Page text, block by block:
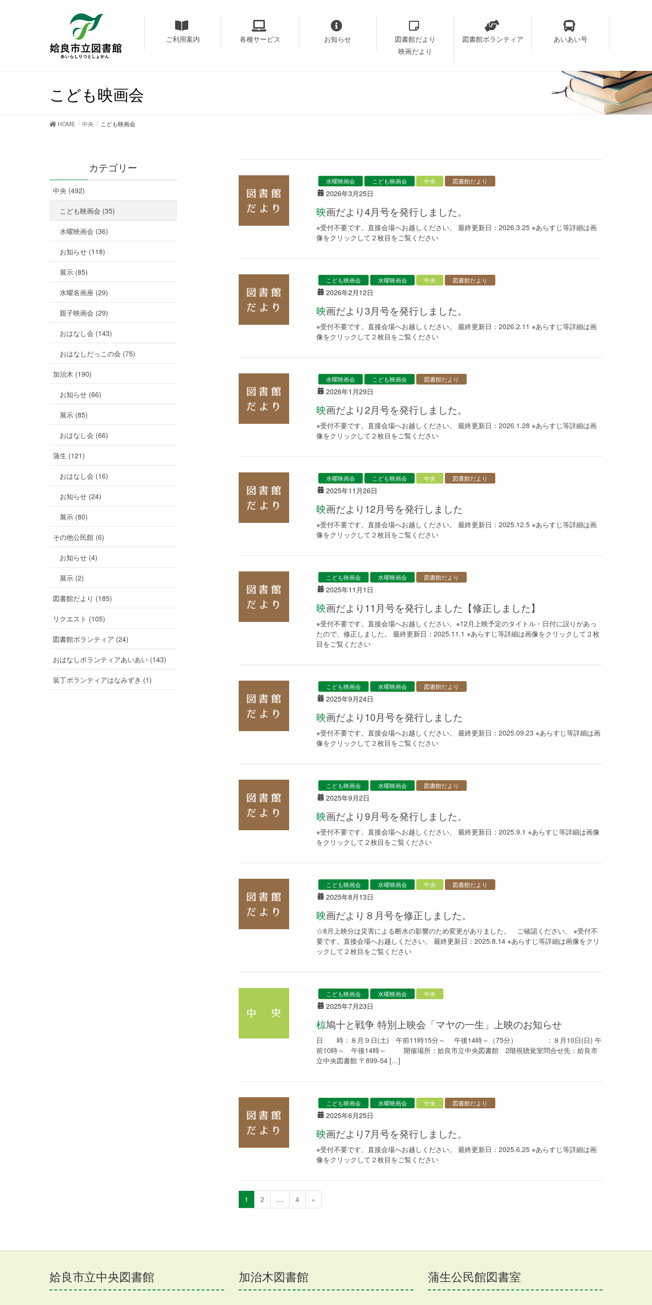
ご利用案内 各種サービス お知らせ
図書館だより
映画だより
図書館ボランティア あいあい号
こども映画会
HOME 中央 こども映画会
水曜映画会 こども映画会 中央 図書館だより
2026年3月25日
映画だより4月号を発行しました。
※受付不要です。直接会場へお越しください。 最終更新日：2026.3.25 ※あらすじ等詳細は画
像をクリックして２枚目をご覧ください
こども映画会 水曜映画会 中央 図書館だより
2026年2月12日
映画だより3月号を発行しました。
※受付不要です。直接会場へお越しください。 最終更新日：2026.2.11 ※あらすじ等詳細は画
像をクリックして２枚目をご覧ください
水曜映画会 こども映画会 図書館だより
2026年1月29日
映画だより2月号を発行しました。
※受付不要です。直接会場へお越しください。 最終更新日：2026.1.28 ※あらすじ等詳細は画
像をクリックして２枚目をご覧ください
水曜映画会 こども映画会 中央 図書館だより
2025年11月26日
映画だより12月号を発行しました
※受付不要です。直接会場へお越しください。 最終更新日：2025.12.5 ※あらすじ等詳細は画
像をクリックして２枚目をご覧ください
こども映画会 水曜映画会 図書館だより
2025年11月1日
映画だより11月号を発行しました【修正しました】
※受付不要です。直接会場へお越しください。※12月上映予定のタイトル・日付に誤りがあっ
たので、修正しました。 最終更新日：2025.11.1 ※あらすじ等詳細は画像をクリックして２枚
目をご覧ください
こども映画会 水曜映画会 図書館だより
2025年9月24日
映画だより10月号を発行しました
※受付不要です。直接会場へお越しください。 最終更新日：2025.09.23 ※あらすじ等詳細は画
像をクリックして２枚目をご覧ください
こども映画会 水曜映画会 図書館だより
2025年9月2日
映画だより9月号を発行しました。
※受付不要です。直接会場へお越しください。 最終更新日：2025.9.1 ※あらすじ等詳細は画像
をクリックして２枚目をご覧ください
こども映画会 水曜映画会 中央 図書館だより
2025年8月13日
映画だより８月号を修正しました。
☆8月上映分は災害による断水の影響のため変更がありました。 ご確認ください。 ※受付不
要です。直接会場へお越しください。 最終更新日：2025.8.14 ※あらすじ等詳細は画像をクリ
ックして２枚目をご覧ください
こども映画会 水曜映画会 中央
2025年7月23日
椋鳩十と戦争 特別上映会「マヤの一生」上映のお知らせ
日 時：８月９日(土) 午前11時15分～ 午後14時～（75分） ：８月10日(日) 午
前10時～ 午後14時～ 開催場所：姶良市立中央図書館 2階視聴覚室問合せ先：姶良市
立中央図書館 〒899-54 […]
こども映画会 水曜映画会 中央 図書館だより
2025年6月25日
映画だより7月号を発行しました。
※受付不要です。直接会場へお越しください。 最終更新日：2025.6.25 ※あらすじ等詳細は画
像をクリックして２枚目をご覧ください
1 2 … 4 »
カテゴリー
中央 (492)
こども映画会 (35)
水曜映画会 (36)
お知らせ (118)
展示 (85)
水曜名画座 (29)
親子映画会 (29)
おはなし会 (143)
おはなしだっこの会 (75)
加治木 (190)
お知らせ (66)
展示 (85)
おはなし会 (66)
蒲生 (121)
おはなし会 (16)
お知らせ (24)
展示 (80)
その他公民館 (6)
お知らせ (4)
展示 (2)
図書館だより (185)
リクエスト (105)
図書館ボランティア (24)
おはなしボランティアあいあい (143)
装丁ボランティアはなみずき (1)
姶良市立中央図書館 加治木図書館 蒲生公民館図書室